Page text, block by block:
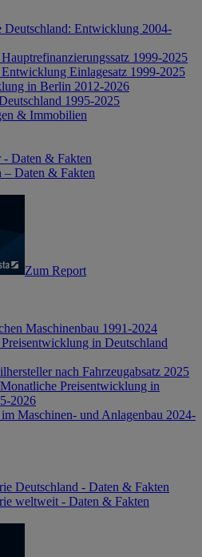
Deutschland: Entwicklung 2004-
1999-2025
Einlagesatz 1999-2025
in Berlin 2012-2026
1995-2025
& Immobilien
Daten & Fakten
Daten & Fakten
Zum Report
Maschinenbau 1991-2024
in Deutschland
nach Fahrzeugabsatz 2025
Preisentwicklung in
2026
Maschinen- und Anlagenbau 2024-
Deutschland - Daten & Fakten
weltweit - Daten & Fakten